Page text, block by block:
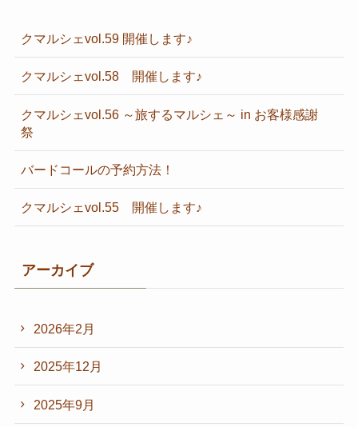
クマルシェvol.59 開催します♪
クマルシェvol.58 開催します♪
クマルシェvol.56 ～旅するマルシェ～ in お客様感謝
祭
バードコールの予約方法！
クマルシェvol.55 開催します♪
アーカイブ
2026年2月
2025年12月
2025年9月